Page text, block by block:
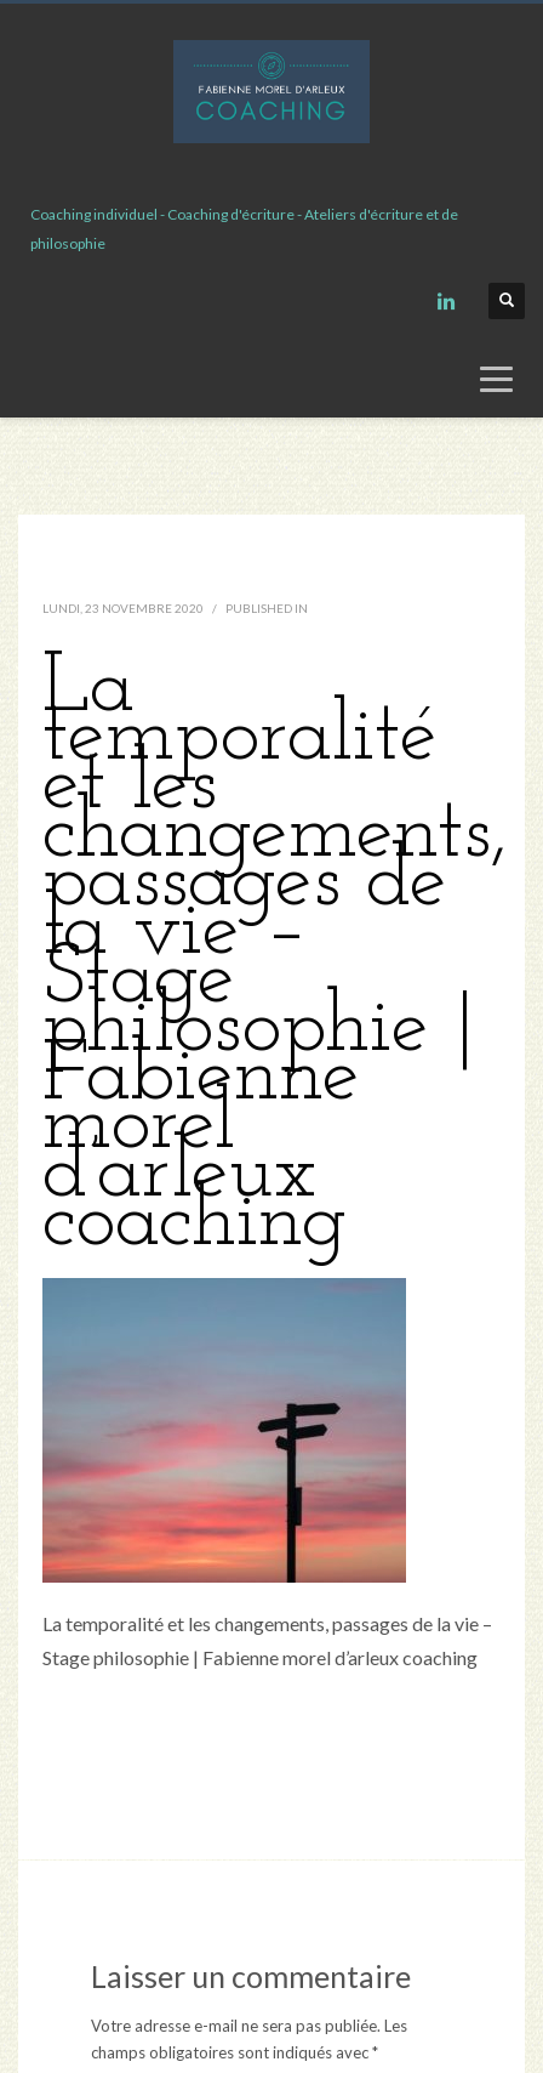
Coaching individuel - Coaching d'écriture - Ateliers d'écriture et de
philosophie
LUNDI, 23 NOVEMBRE 2020 / PUBLISHED IN
La
temporalité
et les
changements,
passages de
la vie –
Stage
philosophie |
Fabienne
morel
d’arleux
coaching
La temporalité et les changements, passages de la vie –
Stage philosophie | Fabienne morel d’arleux coaching
Laisser un commentaire
Votre adresse e-mail ne sera pas publiée. Les
champs obligatoires sont indiqués avec*